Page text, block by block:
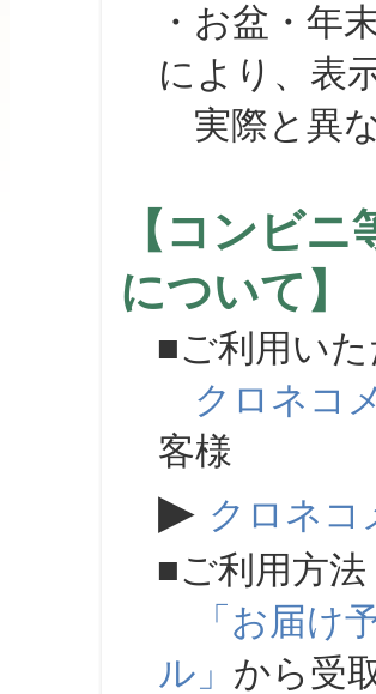
・お盆・年
により、表
実際と異な
【コンビ
について】
■ご利用いた
クロネコ
客様
▶ クロネコ
■ご利用方法
「お届け
ル」 から受